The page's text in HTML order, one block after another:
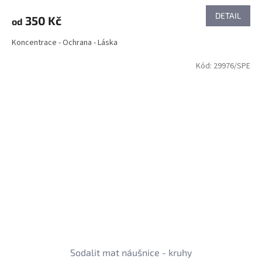
od 350 Kč DETAIL
Koncentrace - Ochrana - Láska
Sodalit mat náušnice - kruhy
Kód: 29976/SPE